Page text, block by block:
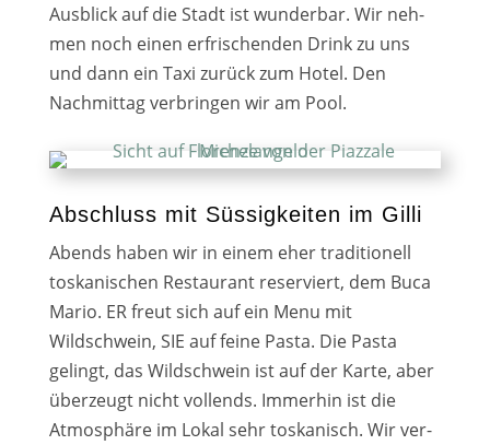
Ausblick auf die Stadt ist wun­der­bar. Wir neh­
men noch einen erfri­schen­den Drink zu uns
und dann ein Taxi zurück zum Hotel. Den
Nachmittag ver­brin­gen wir am Pool.
Abschluss mit Süssigkeiten im Gilli
Abends haben wir in einem eher tra­di­tio­nell
tos­ka­ni­schen Restaurant reser­viert, dem Buca
Mario. ER freut sich auf ein Menu mit
Wildschwein, SIE auf fei­ne Pasta. Die Pasta
gelingt, das Wildschwein ist auf der Karte, aber
über­zeugt nicht voll­ends. Immerhin ist die
Atmosphäre im Lokal sehr tos­ka­nisch. Wir ver­